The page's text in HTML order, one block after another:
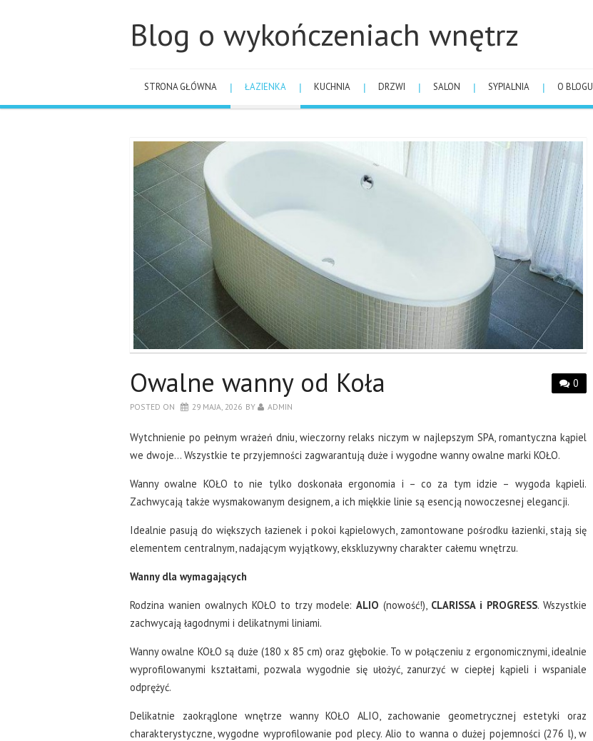
Blog o wykończeniach wnętrz
STRONA GŁÓWNA ŁAZIENKA KUCHNIA DRZWI SALON SYPIALNIA O BLOGU
0
Owalne wanny od Koła
POSTED ON 29 MAJA, 2026 BY ADMIN
Wytchnienie po pełnym wrażeń dniu, wieczorny relaks niczym w najlepszym SPA, romantyczna kąpiel
we dwoje… Wszystkie te przyjemności zagwarantują duże i wygodne wanny owalne marki KOŁO.
Wanny owalne KOŁO to nie tylko doskonała ergonomia i – co za tym idzie – wygoda kąpieli.
Zachwycają także wysmakowanym designem, a ich miękkie linie są esencją nowoczesnej elegancji.
Idealnie pasują do większych łazienek i pokoi kąpielowych, zamontowane pośrodku łazienki, stają się
elementem centralnym, nadającym wyjątkowy, ekskluzywny charakter całemu wnętrzu.
Wanny dla wymagających
Rodzina wanien owalnych KOŁO to trzy modele: ALIO (nowość!), CLARISSA i PROGRESS. Wszystkie
zachwycają łagodnymi i delikatnymi liniami.
Wanny owalne KOŁO są duże (180 x 85 cm) oraz głębokie. To w połączeniu z ergonomicznymi, idealnie
wyprofilowanymi kształtami, pozwala wygodnie się ułożyć, zanurzyć w ciepłej kąpieli i wspaniale
odprężyć.
Delikatnie zaokrąglone wnętrze wanny KOŁO ALIO, zachowanie geometrycznej estetyki oraz
charakterystyczne, wygodne wyprofilowanie pod plecy. Alio to wanna o dużej pojemności (276 l), w